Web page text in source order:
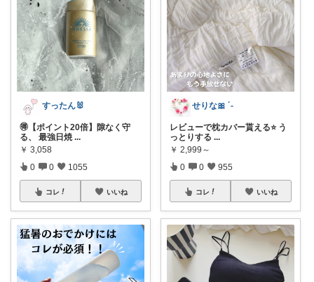
すったん🐰
🉐【ポイント20倍】隙なく守
る、 最強日焼 ...
￥ 3,058
0 0 1055
コレ いいね
せりな🎀 ´-
レビューで枕カバー貰える⭐️ う
っとりする ...
￥ 2,999～
0 0 955
コレ いいね